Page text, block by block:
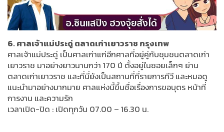
6. ศาลเจ้าแม่ประดู่ ตลาดเก่าเยาวราช กรุงเทพ
ศาลเจ้าแม่ประดู่ เป็นศาลเก่าแก่อีกศาลที่อยู่คู่กับชุมชนตลาดเก่า
เยาวราช มาอย่างยาวนานกว่า 170 ปี ตั้งอยู่ในซอยเล็กๆ ย่าน
ตลาดเก่าเยาวราช และที่นี่ยังเป็นสถานที่ที่รายการทีวี และหมอดู
แนะนำมาอย่างมากมาย ศาลแห่งนี้ขึ้นชื่อเรื่องการขอบุตร หน้าที่
การงาน และความรัก
เวลาเปิด-ปิด : เปิดทุกวัน 07.00 – 16.30 น.